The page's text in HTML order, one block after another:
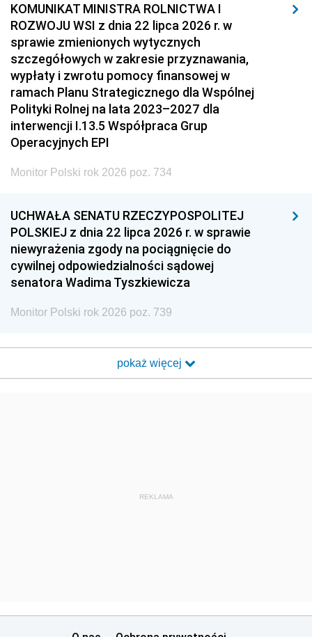
KOMUNIKAT MINISTRA ROLNICTWA I
ROZWOJU WSI z dnia 22 lipca 2026 r. w
sprawie zmienionych wytycznych
szczegółowych w zakresie przyznawania,
wypłaty i zwrotu pomocy finansowej w
ramach Planu Strategicznego dla Wspólnej
Polityki Rolnej na lata 2023–2027 dla
interwencji I.13.5 Współpraca Grup
Operacyjnych EPI
Monitor Polski rok 2026 poz. 734
UCHWAŁA SENATU RZECZYPOSPOLITEJ
POLSKIEJ z dnia 22 lipca 2026 r. w sprawie
niewyrażenia zgody na pociągnięcie do
cywilnej odpowiedzialności sądowej
senatora Wadima Tyszkiewicza
Monitor Polski rok 2026 poz. 739
pokaż więcej
REKLAMA